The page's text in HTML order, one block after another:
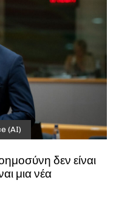
(AI)
δεν είναι
μια νέα